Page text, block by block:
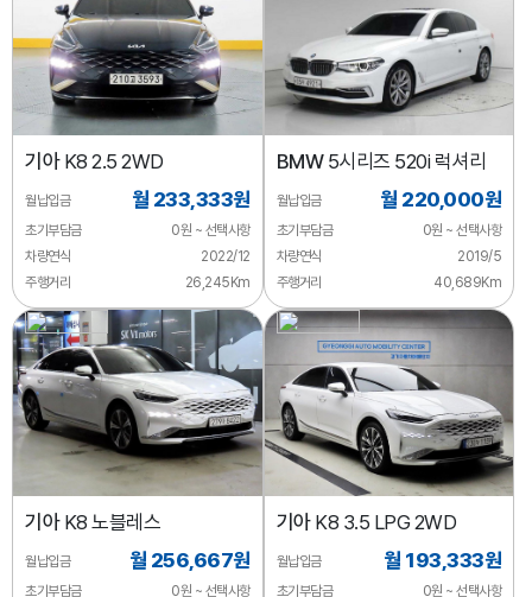
기아K8 2.5 2WD
월납입금 월 233,333원
초기부담금
0원 ~ 선택사항
차량연식
2022/12
주행거리
26,245Km
BMW5시리즈 520i 럭셔리
월납입금 월 220,000원
초기부담금
0원 ~ 선택사항
차량연식
2019/5
주행거리
40,689Km
기아K8 노블레스
월납입금 월 256,667원
초기부담금
0원 ~ 선택사항
기아K8 3.5 LPG 2WD
월납입금 월 193,333원
초기부담금
0원 ~ 선택사항